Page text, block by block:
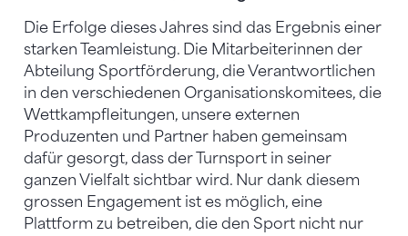
Die Erfolge dieses Jahres sind das Ergebnis einer
starken Teamleistung. Die Mitarbeiterinnen der
Abteilung Sportförderung, die Verantwortlichen
in den verschiedenen Organisationskomitees, die
Wettkampfleitungen, unsere externen
Produzenten und Partner haben gemeinsam
dafür gesorgt, dass der Turnsport in seiner
ganzen Vielfalt sichtbar wird. Nur dank diesem
grossen Engagement ist es möglich, eine
Plattform zu betreiben, die den Sport nicht nur